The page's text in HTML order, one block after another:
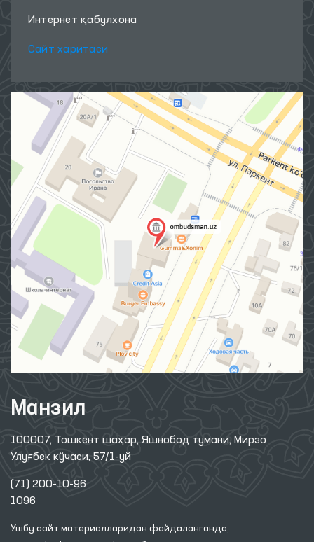
Интернет қабулхона
Сайт харитаси
Манзил
100007, Тошкент шаҳар, Яшнобод тумани, Мирзо
Улуғбек кўчаси, 57/1-уй
(71) 200-10-96
1096
Ушбу сайт материалларидан фойдаланганда,